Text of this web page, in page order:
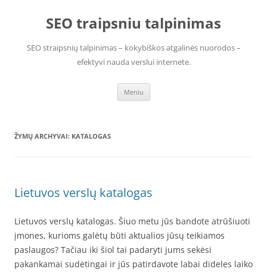
SEO traipsniu talpinimas
SEO straipsnių talpinimas – kokybiškos atgalinės nuorodos –
efektyvi nauda verslui internete.
Meniu
ŽYMŲ ARCHYVAI: KATALOGAS
Lietuvos verslų katalogas
Lietuvos verslų katalogas. Šiuo metu jūs bandote atrūšiuoti
įmones, kurioms galėtų būti aktualios jūsų teikiamos
paslaugos? Tačiau iki šiol tai padaryti jums sekėsi
pakankamai sudėtingai ir jūs patirdavote labai dideles laiko